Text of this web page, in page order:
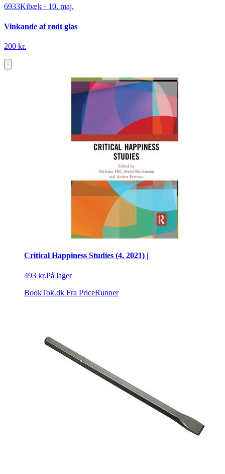
6933Kibæk · 10. maj.
Vinkande af rødt glas
200 kr.
Critical Happiness Studies (4, 2021) |
493 kr.På lager
BookTok.dk Fra PriceRunner